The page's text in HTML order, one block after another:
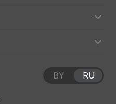
BY RU